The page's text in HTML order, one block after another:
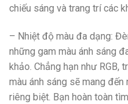
chiếu sáng và trang trí các
– Nhiệt độ màu đa dạng:
những gam màu ánh sáng
khảo. Chẳng hạn như RGB,
màu ánh sáng sẽ mang
riêng biệt. Bạn hoàn toàn